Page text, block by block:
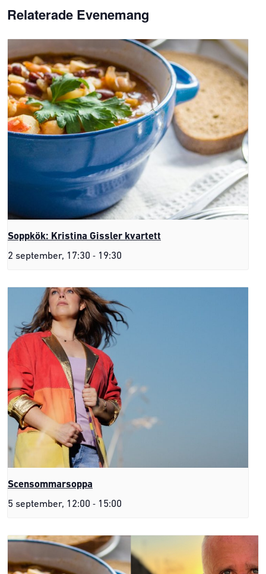
Relaterade Evenemang
Soppkök: Kristina Gissler kvartett
2 september, 17:30 - 19:30
Scensommarsoppa
5 september, 12:00 - 15:00